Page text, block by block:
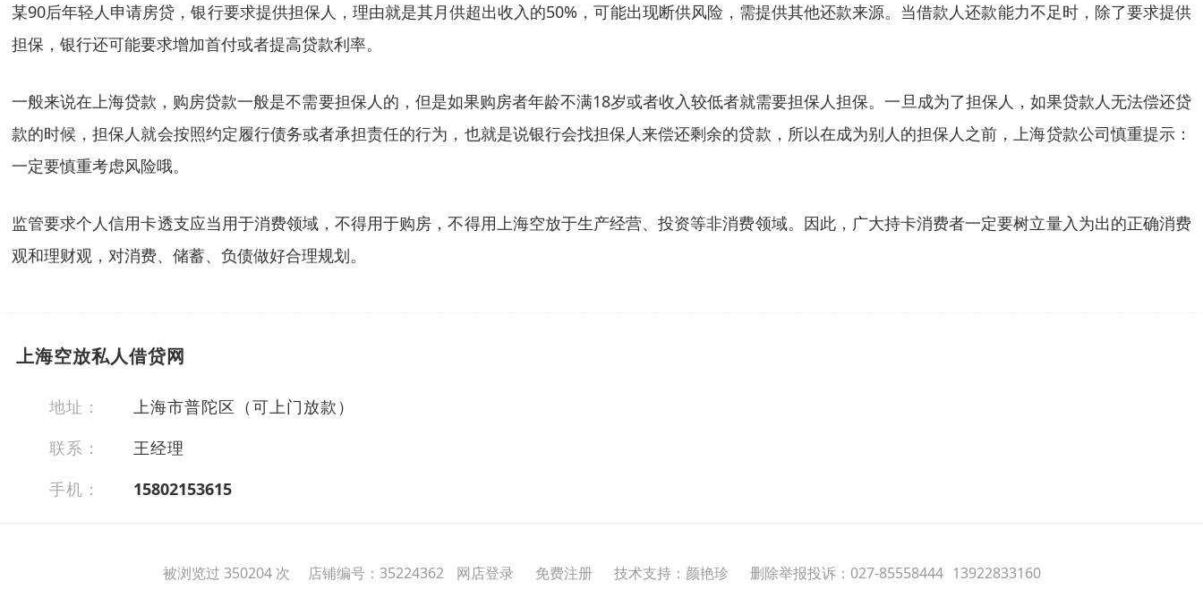
某90后年轻人申请房贷，银行要求提供担保人，理由就是其月供超出收入的50%，可能出现断供风险，需提供其他还款来源。当借款人还款能力不足时，除了要求提供
担保，银行还可能要求增加首付或者提高贷款利率。
一般来说在上海贷款，购房贷款一般是不需要担保人的，但是如果购房者年龄不满18岁或者收入较低者就需要担保人担保。一旦成为了担保人，如果贷款人无法偿还贷
款的时候，担保人就会按照约定履行债务或者承担责任的行为，也就是说银行会找担保人来偿还剩余的贷款，所以在成为别人的担保人之前，上海贷款公司慎重提示：
一定要慎重考虑风险哦。
监管要求个人信用卡透支应当用于消费领域，不得用于购房，不得用上海空放于生产经营、投资等非消费领域。因此，广大持卡消费者一定要树立量入为出的正确消费
观和理财观，对消费、储蓄、负债做好合理规划。
上海空放私人借贷网
地址：
上海市普陀区（可上门放款）
联系：
王经理
手机：
15802153615
被浏览过 350204 次 店铺编号：35224362 网店登录 免费注册 技术支持：颜艳珍 删除举报投诉：027-85558444 13922833160